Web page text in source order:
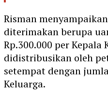
Risman
diterimakan berupa
Rp.300.000 per Kepala
didistribusikan oleh
setempat dengan
Keluarga.